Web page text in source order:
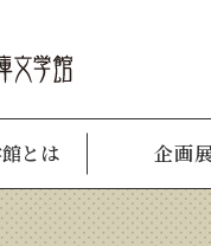
とは 企画